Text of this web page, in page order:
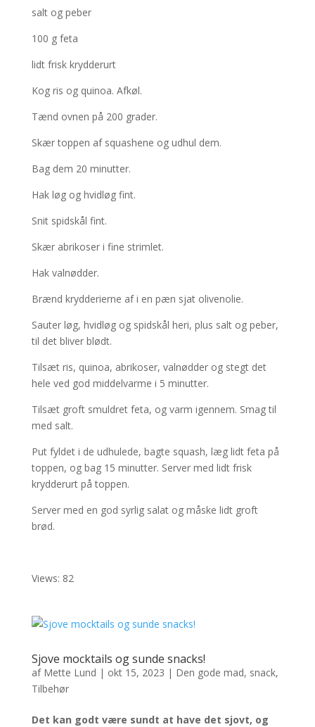
salt og peber
100 g feta
lidt frisk krydderurt
Kog ris og quinoa. Afkøl.
Tænd ovnen på 200 grader.
Skær toppen af squashene og udhul dem.
Bag dem 20 minutter.
Hak løg og hvidløg fint.
Snit spidskål fint.
Skær abrikoser i fine strimlet.
Hak valnødder.
Brænd krydderierne af i en pæn sjat olivenolie.
Sauter løg, hvidløg og spidskål heri, plus salt og peber,
til det bliver blødt.
Tilsæt ris, quinoa, abrikoser, valnødder og stegt det
hele ved god middelvarme i 5 minutter.
Tilsæt groft smuldret feta, og varm igennem. Smag til
med salt.
Put fyldet i de udhulede, bagte squash, læg lidt feta på
toppen, og bag 15 minutter. Server med lidt frisk
krydderurt på toppen.
Server med en god syrlig salat og måske lidt groft
brød.
Views: 82
Sjove mocktails og sunde snacks!
af Mette Lund | okt 15, 2023 | Den gode mad, snack,
Tilbehør
Det kan godt være sundt at have det sjovt, og